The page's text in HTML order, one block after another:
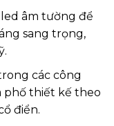
âm tường để
sang trọng,
các công
phố thiết kế theo
điển.